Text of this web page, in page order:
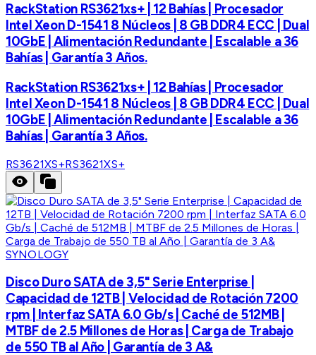
RackStation RS3621xs+ | 12 Bahías | Procesador
Intel Xeon D-1541 8 Núcleos | 8 GB DDR4 ECC | Dual
10GbE | Alimentación Redundante | Escalable a 36
Bahías | Garantía 3 Años.
RackStation RS3621xs+ | 12 Bahías | Procesador
Intel Xeon D-1541 8 Núcleos | 8 GB DDR4 ECC | Dual
10GbE | Alimentación Redundante | Escalable a 36
Bahías | Garantía 3 Años.
RS3621XS+RS3621XS+
SYNOLOGY
Disco Duro SATA de 3,5" Serie Enterprise |
Capacidad de 12TB | Velocidad de Rotación 7200
rpm | Interfaz SATA 6.0 Gb/s | Caché de 512MB |
MTBF de 2.5 Millones de Horas | Carga de Trabajo
de 550 TB al Año | Garantía de 3 A&